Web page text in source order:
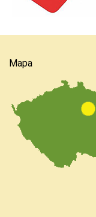
Mapa